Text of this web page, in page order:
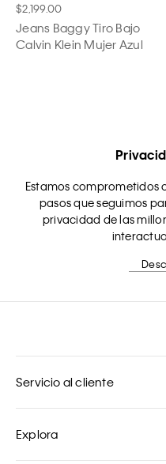
$2,199.00
Jeans Baggy Tiro Bajo
Calvin Klein Mujer Azul
Estamos comprometidos
pasos que seguimos
privacidad de las
Servicio al cliente
Explora